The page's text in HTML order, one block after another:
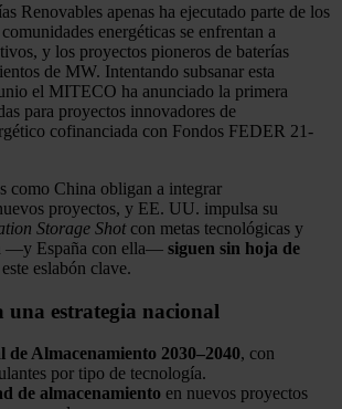
Renovables apenas ha ejecutado parte de los
energéticas se enfrentan a
y los proyectos pioneros de baterías
de MW. Intentando subsanar esta
el MITECO ha anunciado la primera
para proyectos innovadores de
cofinanciada con Fondos FEDER 21-
como China obligan a integrar
proyectos, y EE. UU. impulsa su
Storage Shotcon metas tecnológicas y
—y España con ella— siguen sin hoja de
eslabón clave.
una estrategia nacional
de Almacenamiento 2030–2040, con
por tipo de tecnología.
de almacenamiento en nuevos proyectos